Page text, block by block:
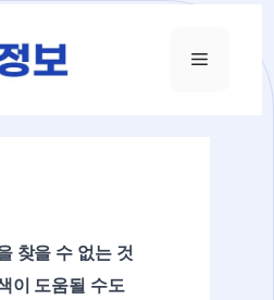
메뉴
찾을 수 없는 것
이 도움될 수도